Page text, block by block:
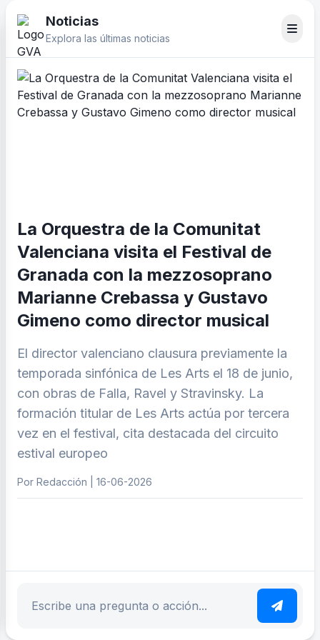
Noticias
Explora las últimas noticias
La Orquestra de la Comunitat
Valenciana visita el Festival de
Granada con la mezzosoprano
Marianne Crebassa y Gustavo
Gimeno como director musical
El director valenciano clausura previamente la
temporada sinfónica de Les Arts el 18 de junio,
con obras de Falla, Ravel y Stravinsky. La
formación titular de Les Arts actúa por tercera
vez en el festival, cita destacada del circuito
estival europeo
Por Redacción | 16-06-2026
Escribe tu pregunta